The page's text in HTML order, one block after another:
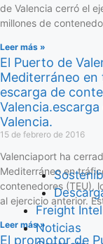
Freight
Noticias
de Valencia cerró el
millones de
Leer más »
El Puerto de
Mediterráneo
escarga de
Valencia.
15 de febrero de 2016
Valenciaport ha
Mediterráneo en
contenedores (TEU),
al ejercicio anterior.
Leer más »
El promotor de